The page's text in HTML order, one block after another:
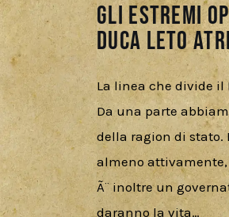
Gli estremi
Duca Leto
La linea che divide il
Da una parte
della ragion di stato.
almeno
Ã¨ inoltre un
daranno la vita…